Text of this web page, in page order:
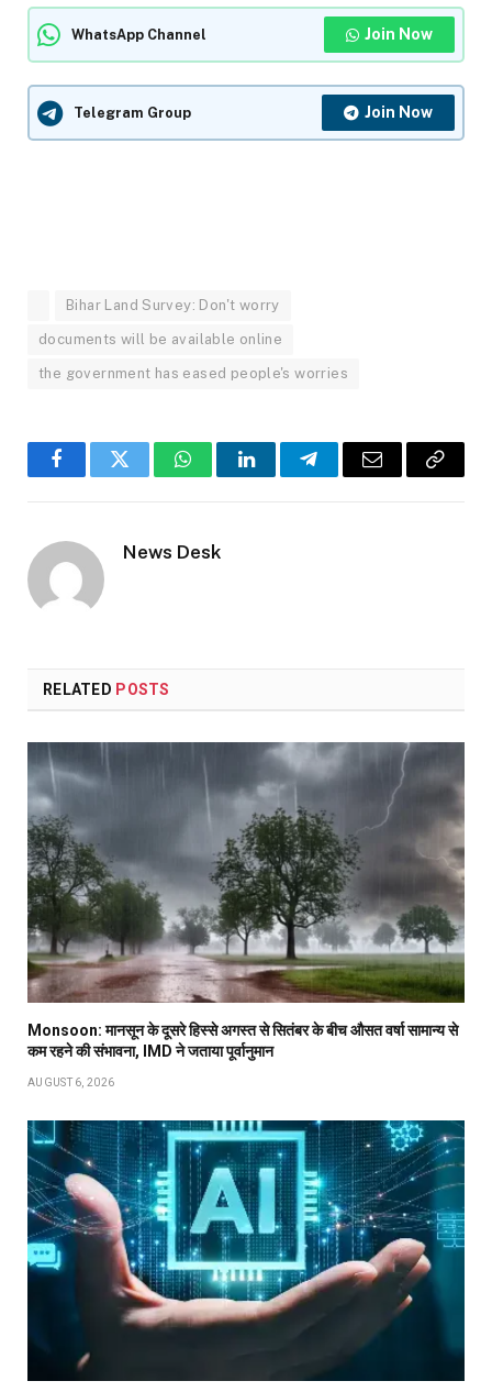
WhatsApp Channel Join Now
Telegram Group Join Now
Bihar Land Survey: Don't worry
documents will be available online
the government has eased people's worries
FacebookTwitter WhatsAppLinkedInTelegramEmail
Copy
News Desk
RELATED POSTS
Monsoon: मानसून के दूसरे हिस्से अगस्त से सितंबर के बीच औसत वर्षा सामान्य से
कम रहने की संभावना, IMD ने जताया पूर्वानुमान
AUGUST 6, 2026